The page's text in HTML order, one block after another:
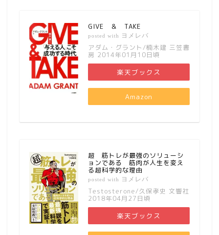
GIVE ＆ TAKE
posted with ヨメレバ
アダム・グラント/楠木建 三笠書
房 2014年01月10日頃
楽天ブックス
Amazon
超 筋トレが最強のソリューシ
ョンである 筋肉が人生を変え
る超科学的な理由
posted with ヨメレバ
Testosterone/久保孝史 文響社
2018年04月27日頃
楽天ブックス